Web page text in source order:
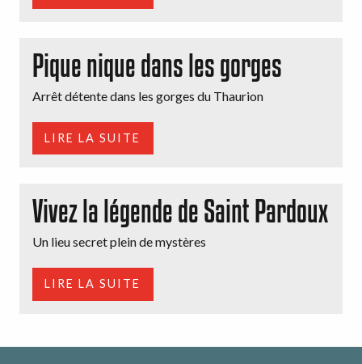
Pique nique dans les gorges
Arrêt détente dans les gorges du Thaurion
LIRE LA SUITE
Vivez la légende de Saint Pardoux
Un lieu secret plein de mystères
LIRE LA SUITE